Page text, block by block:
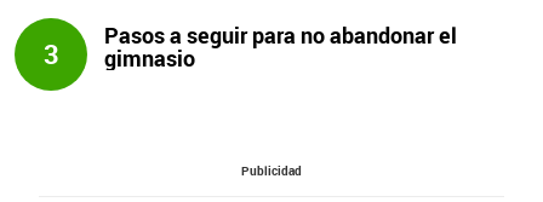
3
Pasos a seguir para no abandonar el
gimnasio
Publicidad